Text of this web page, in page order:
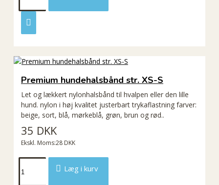
Premium hundehalsbånd str. XS-S
Let og lækkert nylonhalsbånd til hvalpen eller den lille
hund. nylon i høj kvalitet justerbart trykaflastning farver:
beige, sort, blå, mørkeblå, grøn, brun og rød..
35 DKK
Ekskl. Moms:28 DKK
Læg i kurv